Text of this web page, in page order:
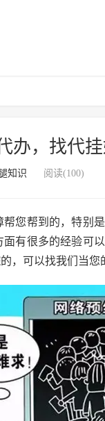
办，找代
知识 阅读(100)
您帮到的，特别
有很多的经验可
，可以找我们当您